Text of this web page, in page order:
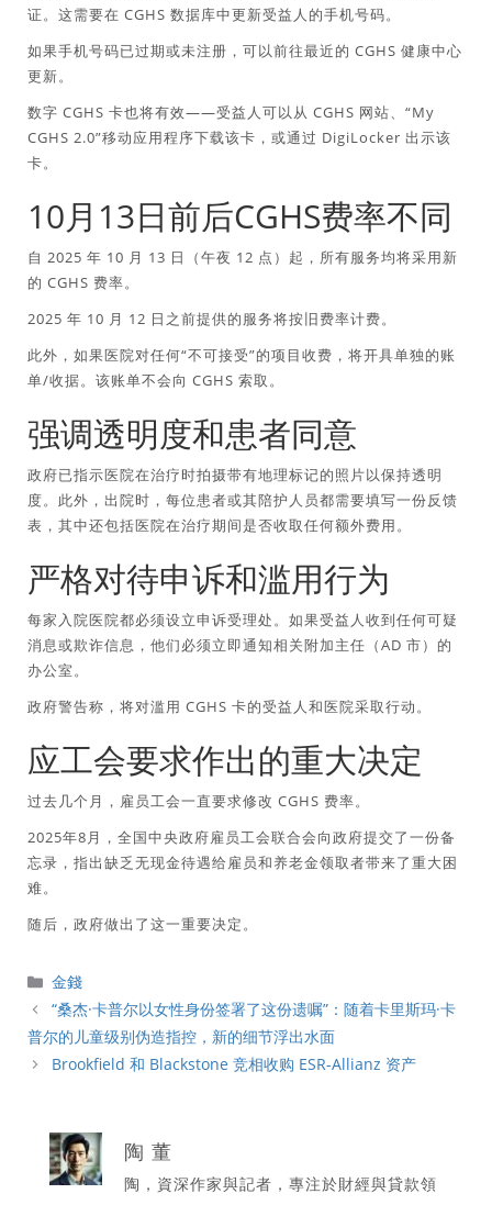
证。这需要在 CGHS 数据库中更新受益人的手机号码。
如果手机号码已过期或未注册，可以前往最近的 CGHS 健康中心
更新。
数字 CGHS 卡也将有效——受益人可以从 CGHS 网站、“My
CGHS 2.0”移动应用程序下载该卡，或通过 DigiLocker 出示该
卡。
10月13日前后CGHS费率不同
自 2025 年 10 月 13 日（午夜 12 点）起，所有服务均将采用新
的 CGHS 费率。
2025 年 10 月 12 日之前提供的服务将按旧费率计费。
此外，如果医院对任何“不可接受”的项目收费，将开具单独的账
单/收据。该账单不会向 CGHS 索取。
强调透明度和患者同意
政府已指示医院在治疗时拍摄带有地理标记的照片以保持透明
度。此外，出院时，每位患者或其陪护人员都需要填写一份反馈
表，其中还包括医院在治疗期间是否收取任何额外费用。
严格对待申诉和滥用行为
每家入院医院都必须设立申诉受理处。如果受益人收到任何可疑
消息或欺诈信息，他们必须立即通知相关附加主任（AD 市）的
办公室。
政府警告称，将对滥用 CGHS 卡的受益人和医院采取行动。
应工会要求作出的重大决定
过去几个月，雇员工会一直要求修改 CGHS 费率。
2025年8月，全国中央政府雇员工会联合会向政府提交了一份备
忘录，指出缺乏无现金待遇给雇员和养老金领取者带来了重大困
难。
随后，政府做出了这一重要决定。
分
類
金錢
“桑杰·卡普尔以女性身份签署了这份遗嘱”：随着卡里斯玛·卡
普尔的儿童级别伪造指控，新的细节浮出水面
Brookfield 和 Blackstone 竞相收购 ESR-Allianz 资产
陶 董
陶，資深作家與記者，專注於財經與貸款領